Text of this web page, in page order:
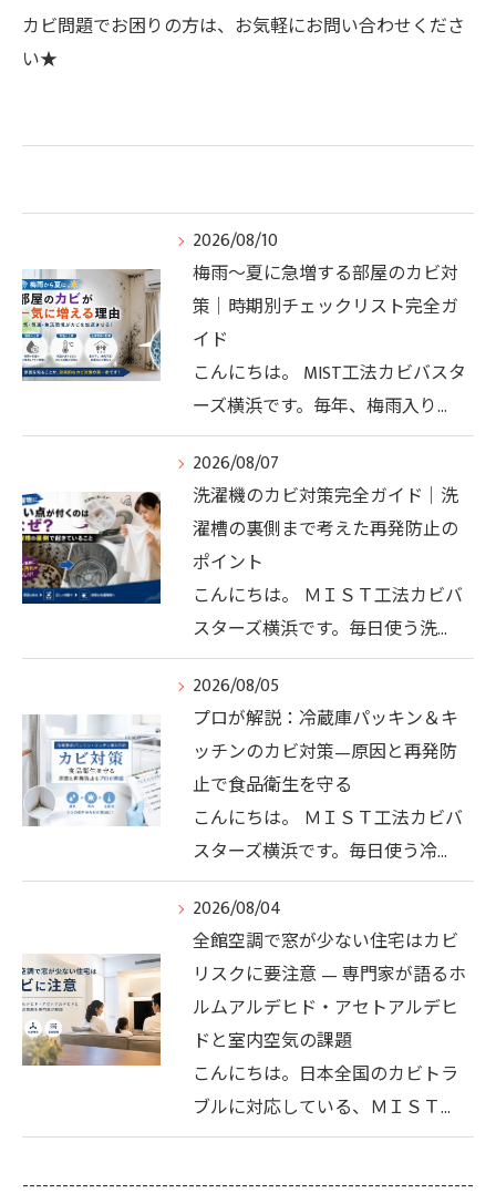
カビ問題でお困りの方は、お気軽にお問い合わせくださ
い★
2026/08/10
梅雨〜夏に急増する部屋のカビ対
策｜時期別チェックリスト完全ガ
イド
こんにちは。 MIST工法カビバスタ
ーズ横浜です。毎年、梅雨入り…
2026/08/07
洗濯機のカビ対策完全ガイド｜洗
濯槽の裏側まで考えた再発防止の
ポイント
こんにちは。 ＭＩＳＴ工法カビバ
スターズ横浜です。毎日使う洗…
2026/08/05
プロが解説：冷蔵庫パッキン＆キ
ッチンのカビ対策—原因と再発防
止で食品衛生を守る
こんにちは。 ＭＩＳＴ工法カビバ
スターズ横浜です。毎日使う冷…
2026/08/04
全館空調で窓が少ない住宅はカビ
リスクに要注意 — 専門家が語るホ
ルムアルデヒド・アセトアルデヒ
ドと室内空気の課題
こんにちは。日本全国のカビトラ
ブルに対応している、ＭＩＳＴ…
--------------------------------------------------------------------